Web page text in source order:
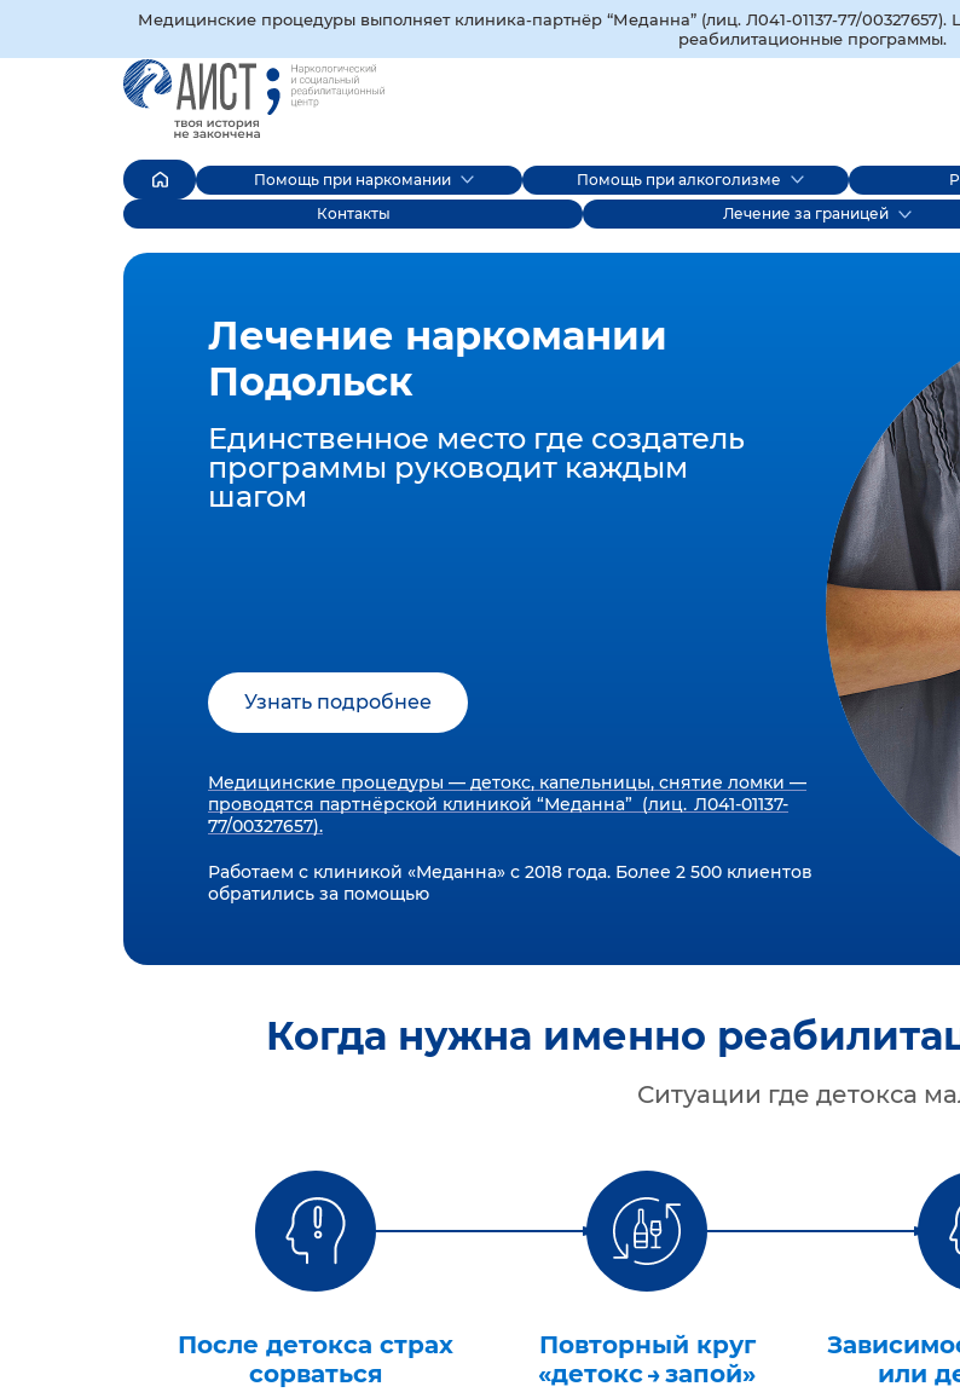
Медицинские процедуры выполняет клиника‑партнёр “Меданна” (лиц. Л041-01137-77/
реабилитационные программы.
Помощь при наркомании Помощь при алкоголизме
Контакты
Лечение за границей
Лечение наркомании
Подольск
Единственное место где создатель
программы руководит каждым
шагом
Узнать подробнее
Медицинские процедуры — детокс, капельницы, снятие ломки —
проводятся партнёрской клиникой “Меданна” (лиц. Л041-01137-
77/00327657).
Работаем с клиникой «Меданна» с 2018 года. Более 2 500 клиентов
обратились за помощью
Когда нужна именно
Ситуации где детокса
После детокса страх
сорваться
Повторный круг
«детокс → запой»
или